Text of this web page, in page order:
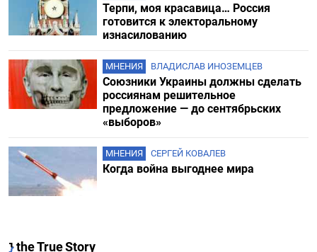
Терпи, моя красавица… Россия
готовится к электоральному
изнасилованию
МНЕНИЯ ВЛАДИСЛАВ ИНОЗЕМЦЕВ
Союзники Украины должны сделать
россиянам решительное
предложение — до сентябрьских
«выборов»
МНЕНИЯ СЕРГЕЙ КОВАЛЕВ
Когда война выгоднее мира